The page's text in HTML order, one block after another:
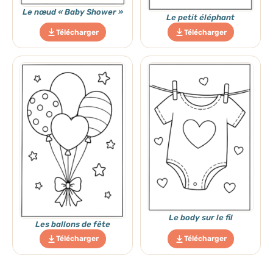
Le nœud « Baby Shower »
Télécharger
Le petit éléphant
Télécharger
Les ballons de fête
Télécharger
Le body sur le fil
Télécharger